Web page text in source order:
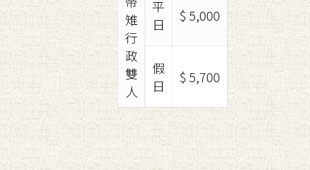
雉
行
政
雙
人
平
日
$ 5,000
假
日
$ 5,700